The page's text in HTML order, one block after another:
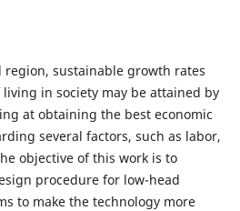
sustainable growth rates
in society may be attained by
at obtaining the best economic
several factors, such as labor,
objective of this work is to
procedure for low-head
to make the technology more